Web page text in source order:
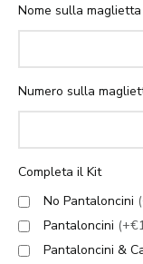
Nome sulla maglietta
Numero sulla
Completa il Kit
No Pantaloncini
Pantaloncini
Pantaloncini &